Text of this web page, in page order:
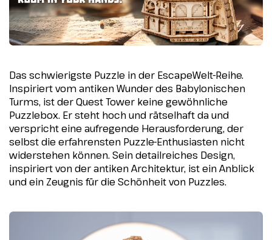
Das schwierigste Puzzle in der EscapeWelt-Reihe.
Inspiriert vom antiken Wunder des Babylonischen
Turms, ist der Quest Tower keine gewöhnliche
Puzzlebox. Er steht hoch und rätselhaft da und
verspricht eine aufregende Herausforderung, der
selbst die erfahrensten Puzzle-Enthusiasten nicht
widerstehen können. Sein detailreiches Design,
inspiriert von der antiken Architektur, ist ein Anblick
und ein Zeugnis für die Schönheit von Puzzles.